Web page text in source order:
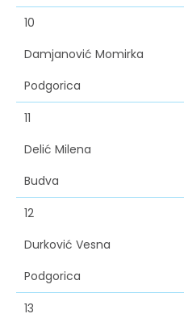
10
Damjanović Momirka
Podgorica
11
Delić Milena
Budva
12
Durković Vesna
Podgorica
13